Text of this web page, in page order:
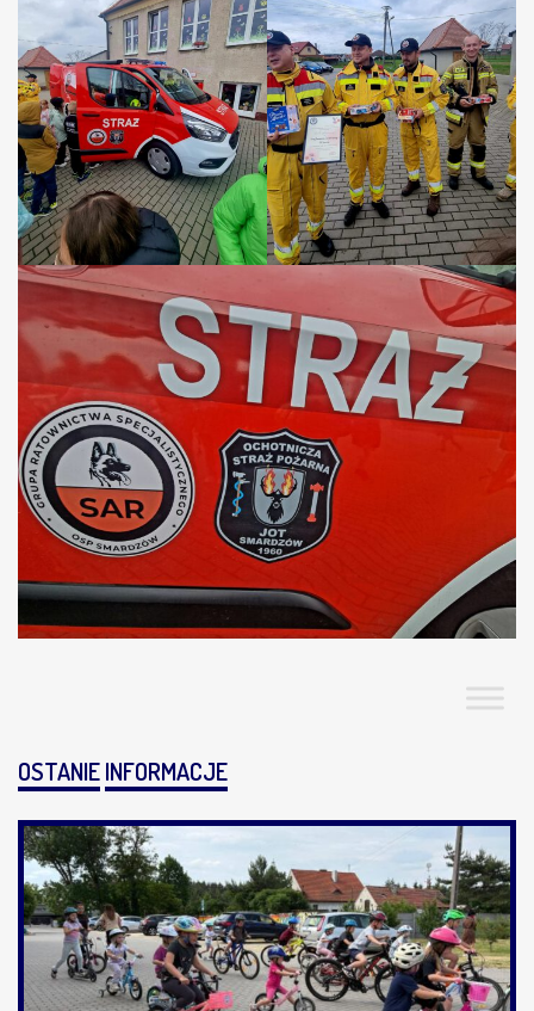
OSTANIEINFORMACJE